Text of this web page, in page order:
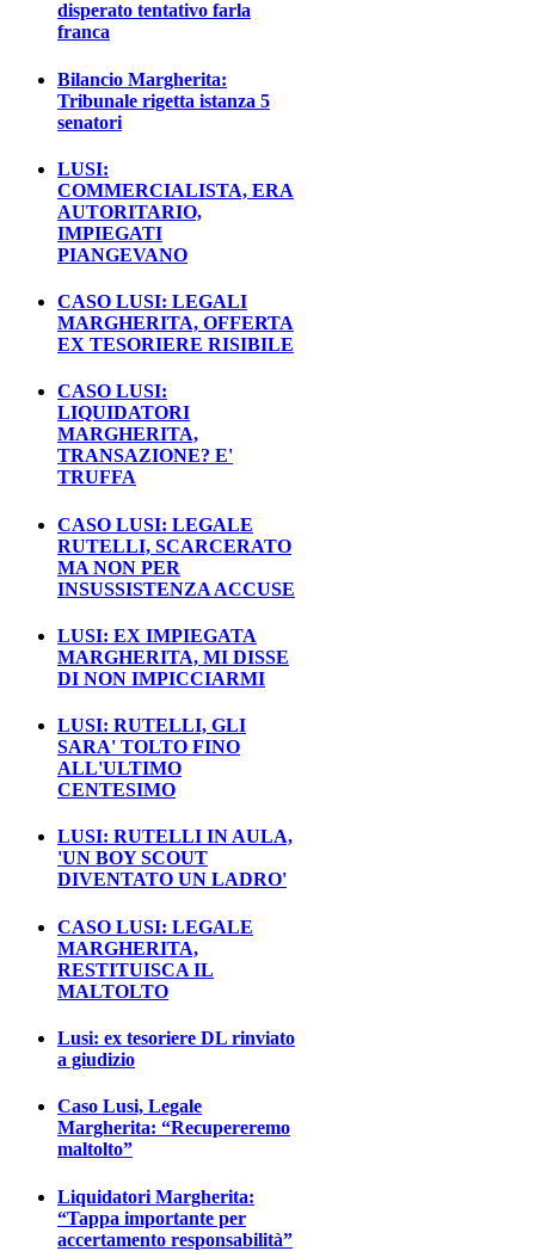
disperato tentativo farla
franca
Bilancio Margherita:
Tribunale rigetta istanza 5
senatori
LUSI:
COMMERCIALISTA, ERA
AUTORITARIO,
IMPIEGATI
PIANGEVANO
CASO LUSI: LEGALI
MARGHERITA, OFFERTA
EX TESORIERE RISIBILE
CASO LUSI:
LIQUIDATORI
MARGHERITA,
TRANSAZIONE? E'
TRUFFA
CASO LUSI: LEGALE
RUTELLI, SCARCERATO
MA NON PER
INSUSSISTENZA ACCUSE
LUSI: EX IMPIEGATA
MARGHERITA, MI DISSE
DI NON IMPICCIARMI
LUSI: RUTELLI, GLI
SARA' TOLTO FINO
ALL'ULTIMO
CENTESIMO
LUSI: RUTELLI IN AULA,
'UN BOY SCOUT
DIVENTATO UN LADRO'
CASO LUSI: LEGALE
MARGHERITA,
RESTITUISCA IL
MALTOLTO
Lusi: ex tesoriere DL rinviato
a giudizio
Caso Lusi, Legale
Margherita: “Recupereremo
maltolto”
Liquidatori Margherita:
“Tappa importante per
accertamento responsabilità”